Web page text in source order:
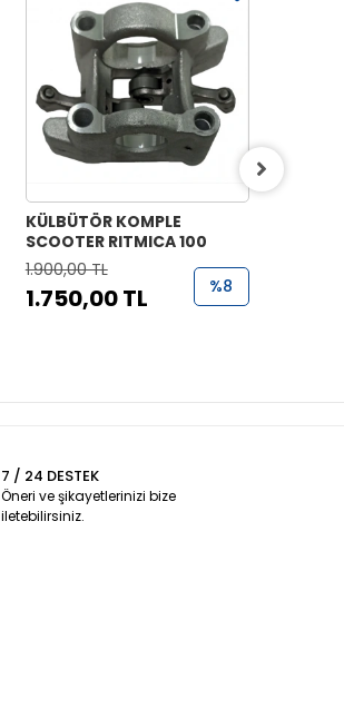
KÜLBÜTÖR KOMPLE
SCOOTER RITMICA 100
1.900,00 TL
1.750,00 TL %8
7 / 24 DESTEK
Öneri ve şikayetlerinizi bize
iletebilirsiniz.